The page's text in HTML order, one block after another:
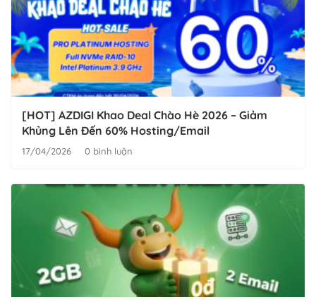
[HOT] AZDIGI Khao Deal Chào Hè 2026 – Giảm
Khủng Lên Đến 60% Hosting/Email
17/04/2026 0 bình luận